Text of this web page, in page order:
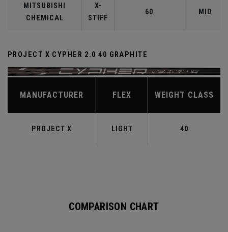
MITSUBISHI
CHEMICAL
X-
STIFF
60 MID
PROJECT X CYPHER 2.0 40 GRAPHITE
MANUFACTURER FLEX WEIGHT CLASS
PROJECT X LIGHT 40
COMPARISON CHART